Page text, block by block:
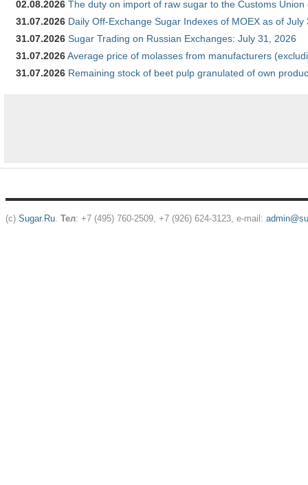
02.08.2026 The duty on import of raw sugar to the Customs
31.07.2026 Daily Off-Exchange Sugar Indexes of MOEX as of July
31.07.2026 Sugar Trading on Russian Exchanges: July 31, 2026
31.07.2026Average price of molasses from manufacturers
31.07.2026 Remaining stock of beet pulp granulated of own
(c) Sugar.Ru. Тел: +7 (495) 760-2509, +7 (926) 624-3123, e-mail: